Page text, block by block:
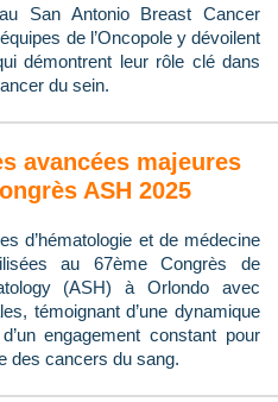
San Antonio Breast Cancer
de l’Oncopole y dévoilent
démontrent leur rôle clé dans
du sein.
avancées majeures
ASH 2025
d’hématologie et de médecine
au 67ème Congrès de
(ASH) à Orlondo avec
témoignant d’une dynamique
engagement constant pour
des cancers du sang.